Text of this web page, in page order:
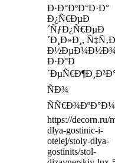
Ð·Ð°ÐºÐ°Ð·Ð°
Ð¿Ñ€ÐµÐ
´ÑƒÐ¿Ñ€ÐµÐ
´Ð¸Ð»Ð¸,
Ð·Ð°Ð
ÑÐ¾
https://decorn.ru/
dlya-gostinic-i-
otelej/stoly-dlya-
gostinits/stol-